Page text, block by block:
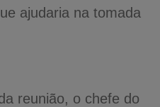
ajudaria na tomada
reunião, o chefe do